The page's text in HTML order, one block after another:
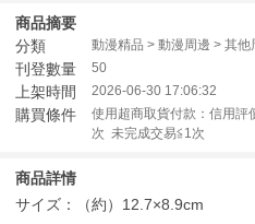
商品摘要
分類
動漫精品 > 動漫周邊 > 其他
刊登數量 50
上架時間 2026-06-30 17:06:32
購買條件
使用超商取貨付款：信用
次 未完成交易≦1次
商品詳情
サイズ：（約）12.7×8.9cm